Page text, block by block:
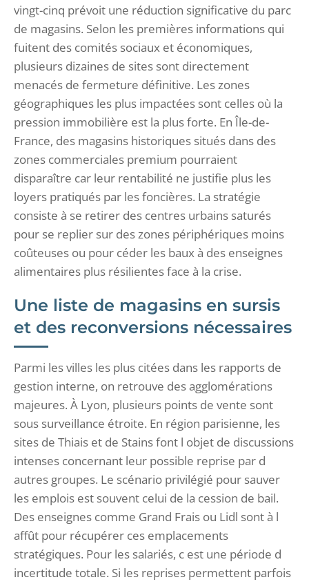
vingt-cinq prévoit une réduction significative du parc
de magasins. Selon les premières informations qui
fuitent des comités sociaux et économiques,
plusieurs dizaines de sites sont directement
menacés de fermeture définitive. Les zones
géographiques les plus impactées sont celles où la
pression immobilière est la plus forte. En Île-de-
France, des magasins historiques situés dans des
zones commerciales premium pourraient
disparaître car leur rentabilité ne justifie plus les
loyers pratiqués par les foncières. La stratégie
consiste à se retirer des centres urbains saturés
pour se replier sur des zones périphériques moins
coûteuses ou pour céder les baux à des enseignes
alimentaires plus résilientes face à la crise.
Une liste de magasins en sursis
et des reconversions nécessaires
Parmi les villes les plus citées dans les rapports de
gestion interne, on retrouve des agglomérations
majeures. À Lyon, plusieurs points de vente sont
sous surveillance étroite. En région parisienne, les
sites de Thiais et de Stains font l objet de discussions
intenses concernant leur possible reprise par d
autres groupes. Le scénario privilégié pour sauver
les emplois est souvent celui de la cession de bail.
Des enseignes comme Grand Frais ou Lidl sont à l
affût pour récupérer ces emplacements
stratégiques. Pour les salariés, c est une période d
incertitude totale. Si les reprises permettent parfois